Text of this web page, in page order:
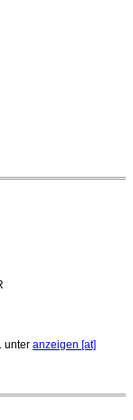
des
unter anzeigen [at]